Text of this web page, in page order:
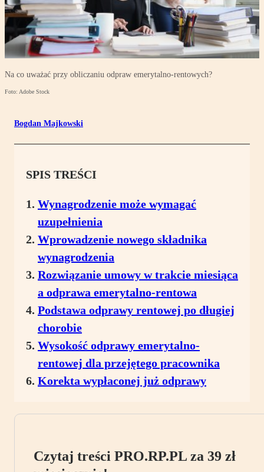
Na co uważać przy obliczaniu odpraw emerytalno-rentowych?
Foto: Adobe Stock
Bogdan Majkowski
SPIS TREŚCI
Wynagrodzenie może wymagać
uzupełnienia
Wprowadzenie nowego składnika
wynagrodzenia
Rozwiązanie umowy w trakcie miesiąca
a odprawa emerytalno-rentowa
Podstawa odprawy rentowej po długiej
chorobie
Wysokość odprawy emerytalno-
rentowej dla przejętego pracownika
Korekta wypłaconej już odprawy
Czytaj treści PRO.RP.PL za 39 zł